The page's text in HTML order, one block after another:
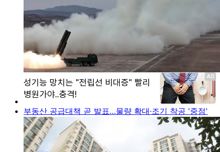
부동산 공급대책 곧 발표…물량 확대·조기 착공 '중점'